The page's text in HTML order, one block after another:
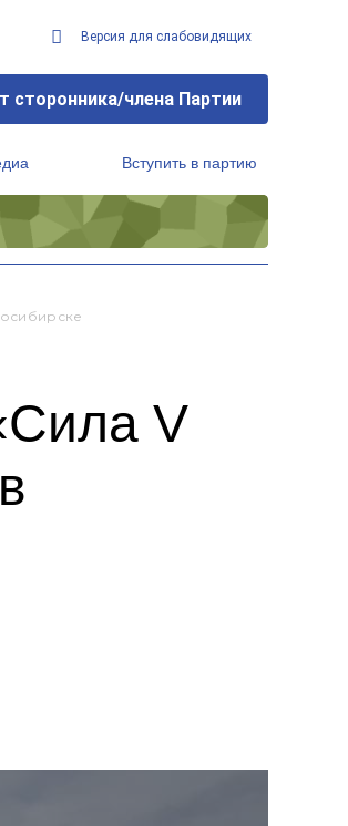
Версия для слабовидящих
сторонника/члена Партии
Вступить в партию
V